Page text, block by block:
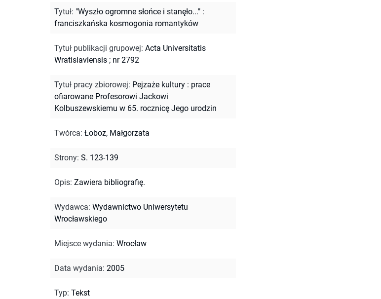
Tytuł: "Wyszło ogromne słońce i stanęło..." :
franciszkańska kosmogonia romantyków
Tytuł publikacji grupowej: Acta Universitatis
Wratislaviensis ; nr 2792
Tytuł pracy zbiorowej: Pejzaże kultury : prace
ofiarowane Profesorowi Jackowi
Kolbuszewskiemu w 65. rocznicę Jego urodzin
Twórca: Łoboz, Małgorzata
Strony: S. 123-139
Opis: Zawiera bibliografię.
Wydawca: Wydawnictwo Uniwersytetu
Wrocławskiego
Miejsce wydania: Wrocław
Data wydania: 2005
Typ: Tekst